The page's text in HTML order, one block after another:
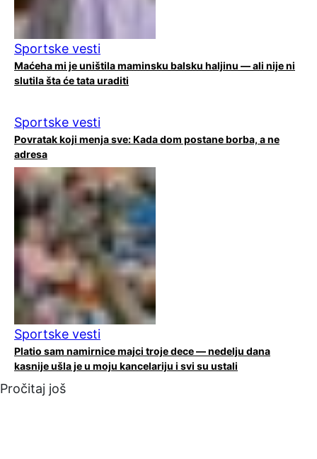
Sportske vesti
Maćeha mi je uništila maminsku balsku haljinu — ali nije ni
slutila šta će tata uraditi
Sportske vesti
Povratak koji menja sve: Kada dom postane borba, a ne
adresa
Sportske vesti
Platio sam namirnice majci troje dece — nedelju dana
kasnije ušla je u moju kancelariju i svi su ustali
Pročitaj još